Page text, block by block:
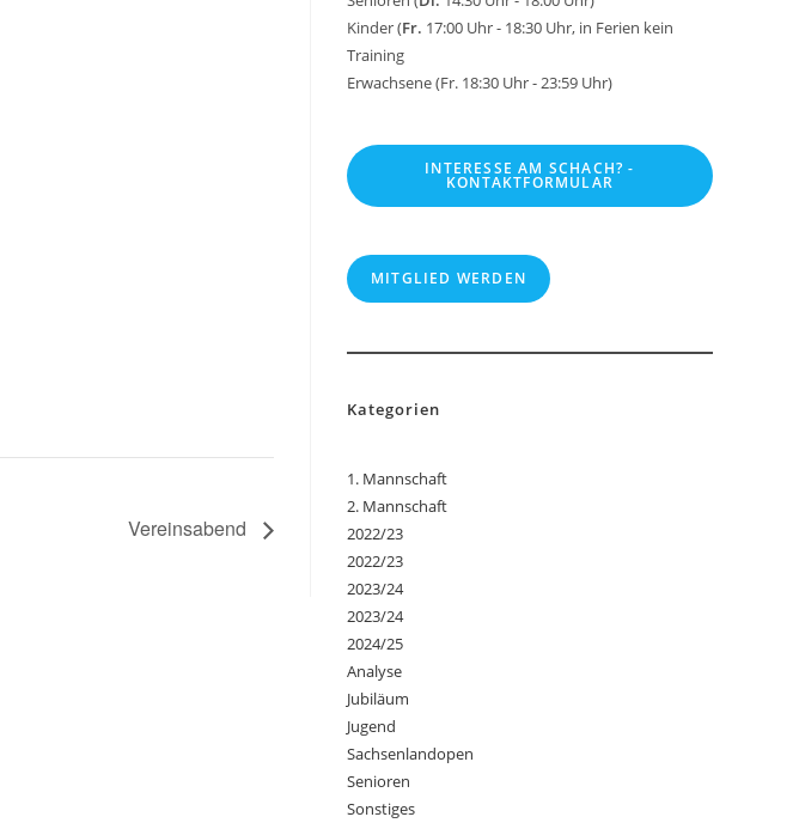
Vereinsabend
Kinder (Fr. 17:00 Uhr - 18:30 Uhr, in Ferien kein
Training
Erwachsene (Fr. 18:30 Uhr - 23:59 Uhr)
INTERESSE AM SCHACH? -
KONTAKTFORMULAR
MITGLIED WERDEN
Kategorien
1. Mannschaft
2. Mannschaft
2022/23
2022/23
2023/24
2023/24
2024/25
Analyse
Jubiläum
Jugend
Sachsenlandopen
Senioren
Sonstiges